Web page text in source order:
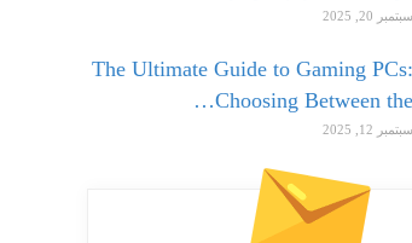
سبتمبر 20, 2025
The Ultimate Guide to Gaming PCs:
Choosing Between the…
سبتمبر 12, 2025